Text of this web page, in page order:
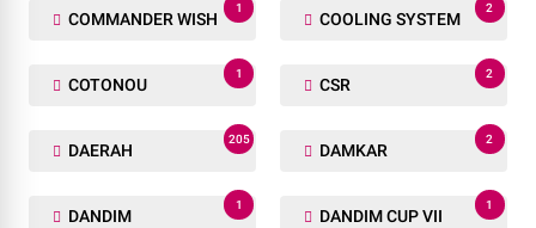
COMMANDER WISH
1
COOLING SYSTEM
2
COTONOU
1
CSR
2
DAERAH
205
DAMKAR
2
DANDIM
1
DANDIM CUP VII
1